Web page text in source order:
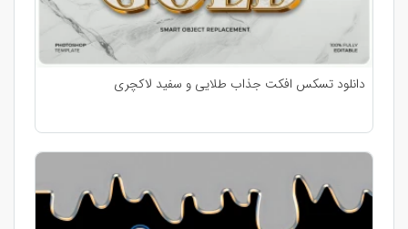
دانلود تسکس افکت جذاب طلایی و سفید لاکچری